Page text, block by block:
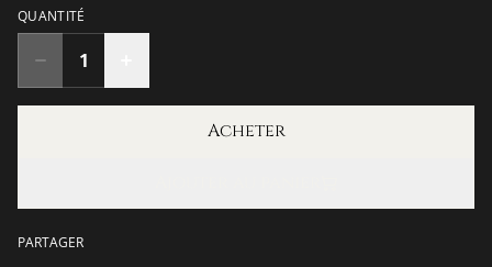
QUANTITÉ
Acheter
PARTAGER